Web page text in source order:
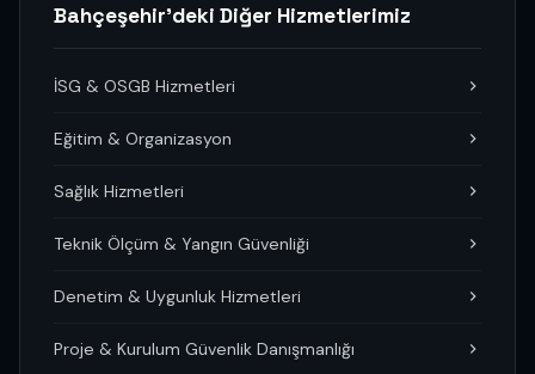
Bahçeşehir'deki Diğer Hizmetlerimiz
İSG & OSGB Hizmetleri
Eğitim & Organizasyon
Sağlık Hizmetleri
Teknik Ölçüm & Yangın Güvenliği
Denetim & Uygunluk Hizmetleri
Proje & Kurulum Güvenlik Danışmanlığı